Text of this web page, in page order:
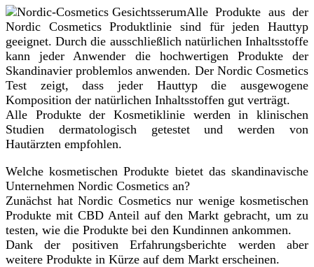
Alle Produkte aus der
Nordic Cosmetics Produktlinie sind für jeden Hauttyp
geeignet. Durch die ausschließlich natürlichen Inhaltsstoffe
kann jeder Anwender die hochwertigen Produkte der
Skandinavier problemlos anwenden. Der Nordic Cosmetics
Test zeigt, dass jeder Hauttyp die ausgewogene
Komposition der natürlichen Inhaltsstoffen gut verträgt.
Alle Produkte der Kosmetiklinie werden in klinischen
Studien dermatologisch getestet und werden von
Hautärzten empfohlen.
Welche kosmetischen Produkte bietet das skandinavische
Unternehmen Nordic Cosmetics an?
Zunächst hat Nordic Cosmetics nur wenige kosmetischen
Produkte mit CBD Anteil auf den Markt gebracht, um zu
testen, wie die Produkte bei den Kundinnen ankommen.
Dank der positiven Erfahrungsberichte werden aber
weitere Produkte in Kürze auf dem Markt erscheinen.